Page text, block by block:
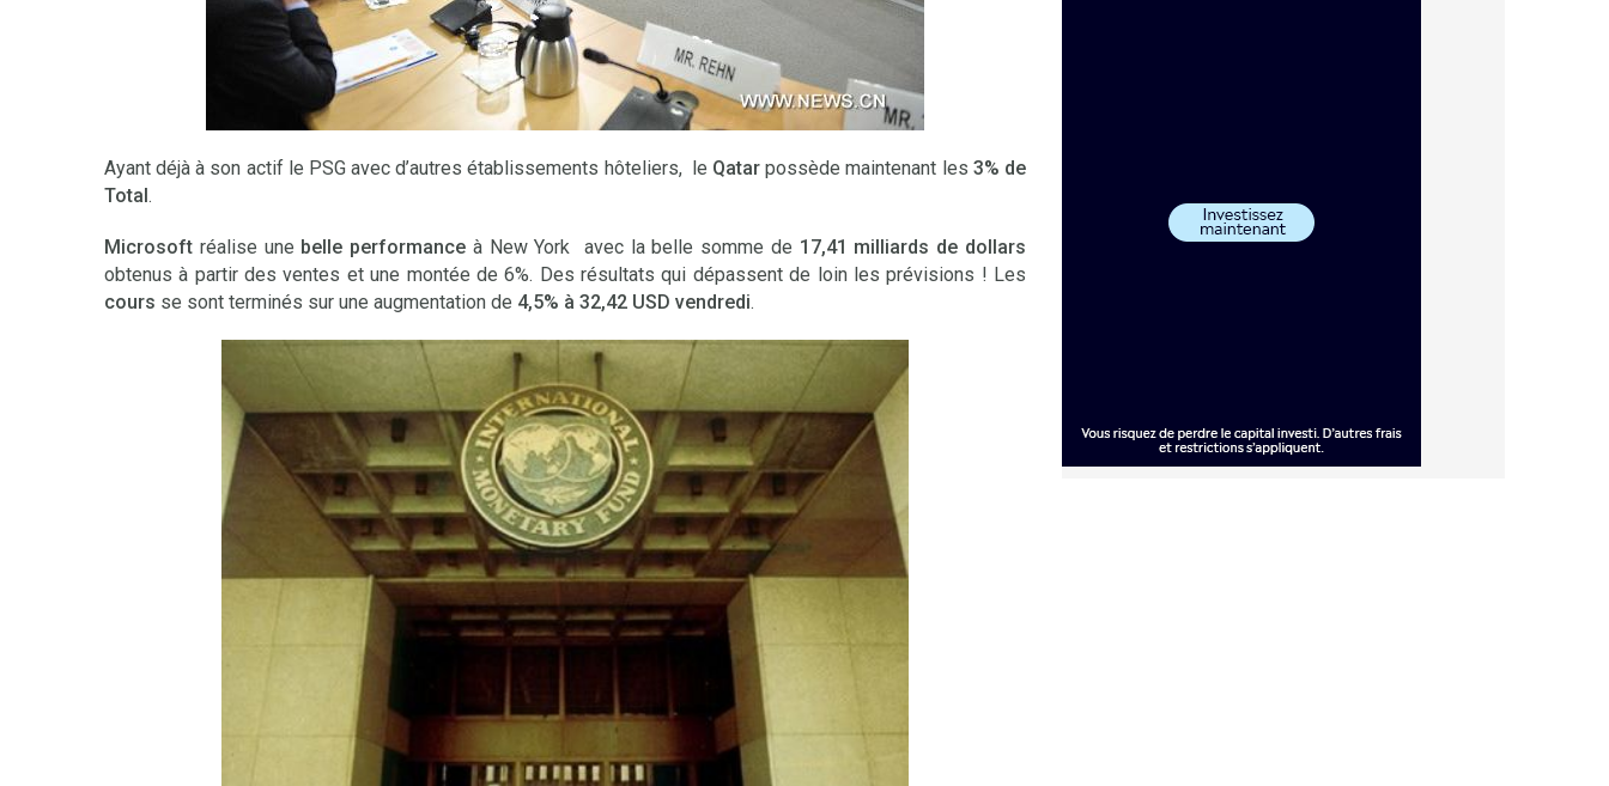
Ayant déjà à son actif le PSG avec d’autres établissements hôteliers, le Qatar possède maintenant les 3% de
Total.
Microsoft réalise une belle performance à New York avec la belle somme de 17,41 milliards de dollars
obtenus à partir des ventes et une montée de 6%. Des résultats qui dépassent de loin les prévisions ! Les
cours se sont terminés sur une augmentation de 4,5% à 32,42 USD vendredi.